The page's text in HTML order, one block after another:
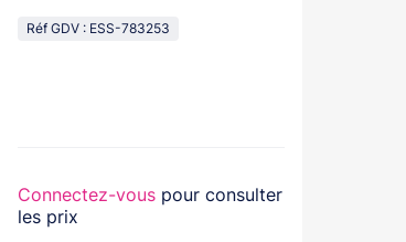
Réf GDV : ESS-783253
Connectez-vous pour consulter
les prix